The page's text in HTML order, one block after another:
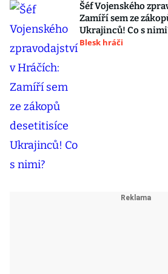
Šéf Vojenského
Zamíří sem ze
Ukrajinců! Co s
Blesk hráči